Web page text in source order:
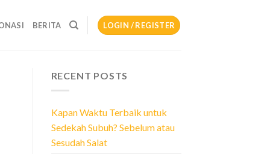
BERITA LOGIN / REGISTER
RECENT POSTS
Kapan Waktu Terbaik untuk
Sedekah Subuh? Sebelum atau
Sesudah Salat